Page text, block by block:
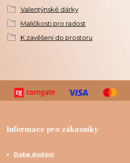
Valentýnské dárky
Maličkosti pro radost
K zavěšení do prostoru
Informace pro zákazníky
Doba dodání